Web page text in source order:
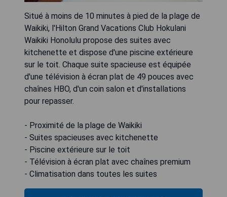
Situé à moins de 10 minutes à pied de la plage de
Waikiki, l'Hilton Grand Vacations Club Hokulani
Waikiki Honolulu propose des suites avec
kitchenette et dispose d'une piscine extérieure
sur le toit. Chaque suite spacieuse est équipée
d'une télévision à écran plat de 49 pouces avec
chaînes HBO, d'un coin salon et d'installations
pour repasser.
- Proximité de la plage de Waikiki
- Suites spacieuses avec kitchenette
- Piscine extérieure sur le toit
- Télévision à écran plat avec chaînes premium
- Climatisation dans toutes les suites